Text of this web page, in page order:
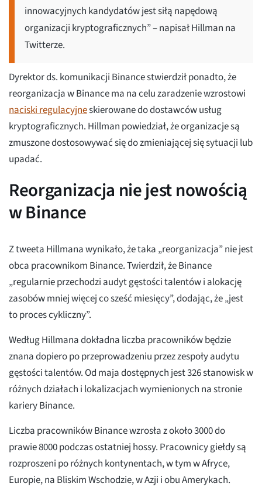
innowacyjnych kandydatów jest siłą napędową
organizacji kryptograficznych” – napisał Hillman na
Twitterze.
Dyrektor ds. komunikacji Binance stwierdził ponadto, że
reorganizacja w Binance ma na celu zaradzenie wzrostowi
naciski regulacyjneskierowane do dostawców usług
kryptograficznych. Hillman powiedział, że organizacje są
zmuszone dostosowywać się do zmieniającej się sytuacji lub
upadać.
Reorganizacja nie jest nowością
w Binance
Z tweeta Hillmana wynikało, że taka „reorganizacja” nie jest
obca pracownikom Binance. Twierdził, że Binance
„regularnie przechodzi audyt gęstości talentów i alokację
zasobów mniej więcej co sześć miesięcy”, dodając, że „jest
to proces cykliczny”.
Według Hillmana dokładna liczba pracowników będzie
znana dopiero po przeprowadzeniu przez zespoły audytu
gęstości talentów. Od maja dostępnych jest 326 stanowisk w
różnych działach i lokalizacjach wymienionych na stronie
kariery Binance.
Liczba pracowników Binance wzrosła z około 3000 do
prawie 8000 podczas ostatniej hossy. Pracownicy giełdy są
rozproszeni po różnych kontynentach, w tym w Afryce,
Europie, na Bliskim Wschodzie, w Azji i obu Amerykach.